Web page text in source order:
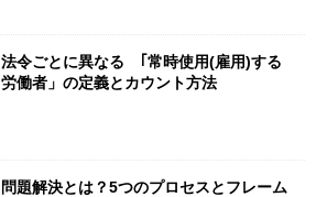
法令ごとに異なる ｢常時使用(雇用)する
労働者」の定義とカウント方法
問題解決とは？5つのプロセスとフレーム